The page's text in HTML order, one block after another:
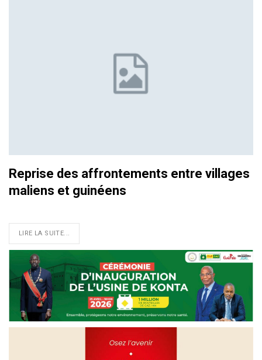
Reprise des affrontements entre villages
maliens et guinéens
LIRE LA SUITE...